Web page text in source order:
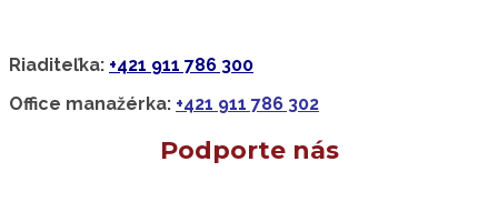
Riaditeľka: +421 911 786 300
Office manažérka: +421 911 786 302
Podporte nás